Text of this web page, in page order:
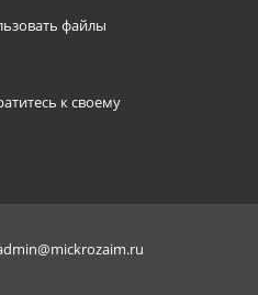
файлы
к своему